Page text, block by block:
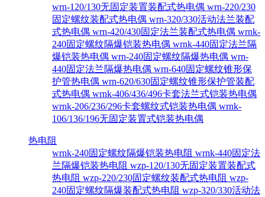
wrn-120/130无固定装置装配式热电偶 wrn-220/230
固定螺纹装配式热电偶 wrn-320/330活动法兰装配
式热电偶 wrn-420/430固定法兰装配式热电偶 wrnk-
240固定螺纹隔爆铠装热电偶 wrnk-440固定法兰隔
爆铠装热电偶 wrn-240固定螺纹隔爆热电偶 wrn-
440固定法兰隔爆热电偶 wrn-640固定螺纹锥形保
护管热电偶 wrn-620/630固定螺纹锥形保护管装配
式热电偶 wrnk-406/436/496卡套法兰式铠装热电偶
wrnk-206/236/296卡套螺纹式铠装热电偶 wrnk-
106/136/196无固定装置式铠装热电偶
热电阻
wrnk-240固定螺纹隔爆铠装热电阻 wrnk-440固定法
兰隔爆铠装热电阻 wzp-120/130无固定装置装配式
热电阻 wzp-220/230固定螺纹装配式热电阻 wzp-
240固定螺纹隔爆装配式热电阻 wzp-320/330活动法